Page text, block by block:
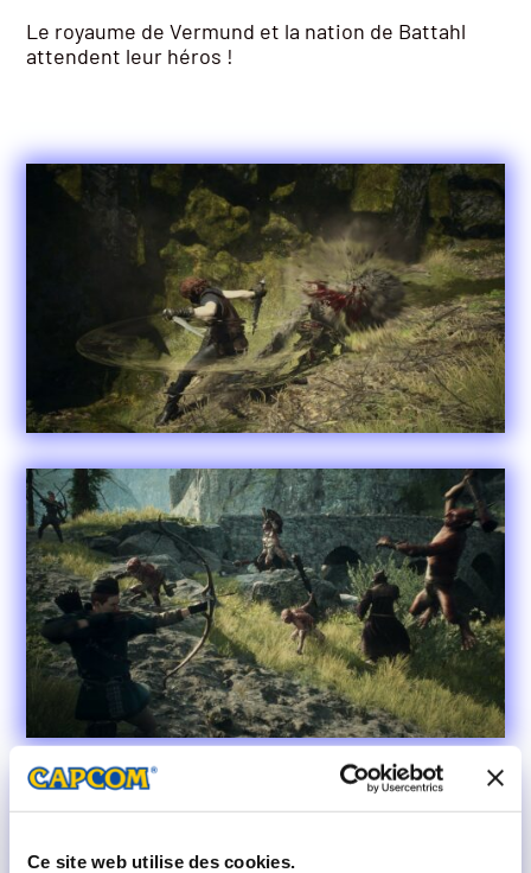
Ce site web utilise des cookies.
Le royaume de Vermund et la nation de Battahl
attendent leur héros !